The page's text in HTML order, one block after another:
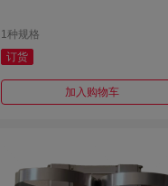
1种规格
订货
加入购物车